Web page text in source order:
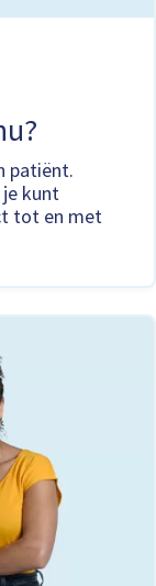
patiënt.
kunt
tot en met